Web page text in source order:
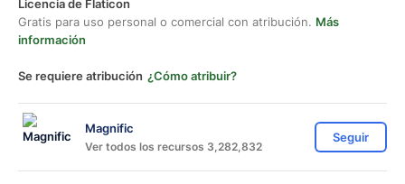
Licencia de Flaticon
Gratis para uso personal o comercial con atribución. Más
información
Se requiere atribución ¿Cómo atribuir?
Magnific
Ver todos los recursos 3,282,832
Seguir